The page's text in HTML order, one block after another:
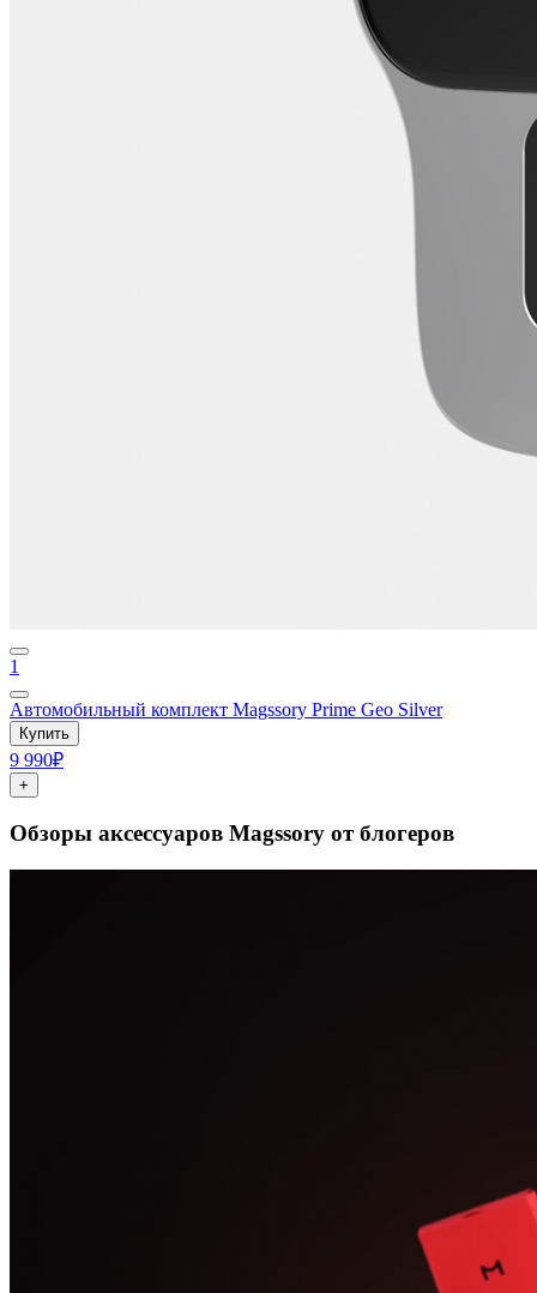
1
Автомобильный комплект Magssory Prime Geo Silver
Купить
9 990₽
+
Обзоры аксессуаров Magssory от блогеров